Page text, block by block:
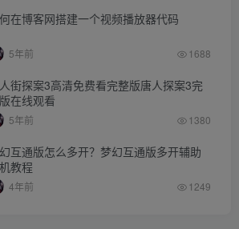
在博客网搭建一个视频播放器代码
5年前 1688
街探案3高清免费看完整版唐人探案3完
在线观看
5年前 1380
互通版怎么多开？梦幻互通版多开辅助
教程
4年前 1249